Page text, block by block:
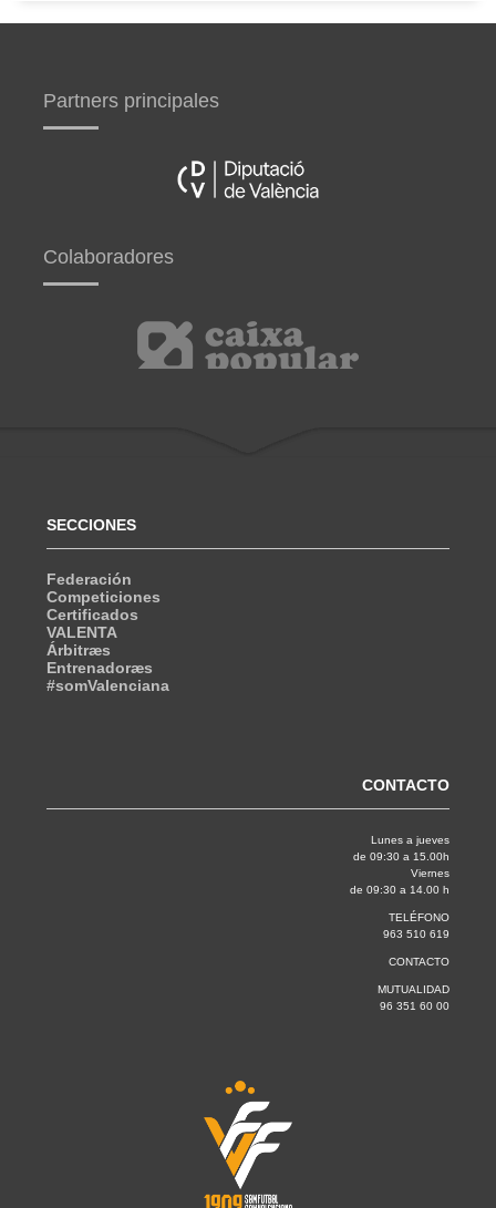
Partners principales
Colaboradores
SECCIONES
Federación
Competiciones
Certificados
VALENTA
Árbitræs
Entrenadoræs
#somValenciana
CONTACTO
Lunes a jueves
de 09:30 a 15.00h
Viernes
de 09:30 a 14.00 h
TELÉFONO
963 510 619
CONTACTO
MUTUALIDAD
96 351 60 00